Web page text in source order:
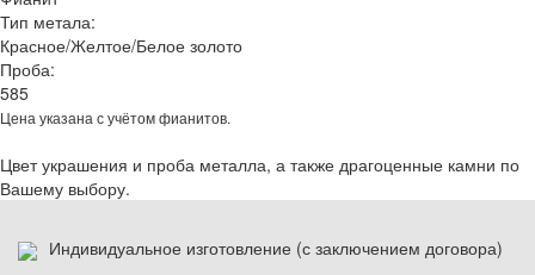
Тип метала:
Красное/Желтое/Белое золото
Проба:
585
Цена указана с учётом фианитов.
Цвет украшения и проба металла, а также драгоценные камни по
Вашему выбору.
Индивидуальное изготовление (с заключением договора)